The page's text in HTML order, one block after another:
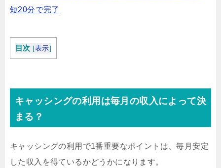
短20分で完了
目次 [表示]
キャッシングの利用は毎月の収入によって決
まる？
キャッシングの利用で1番重要なポイントは、毎月安定
した収入を得ているかどうかになります。